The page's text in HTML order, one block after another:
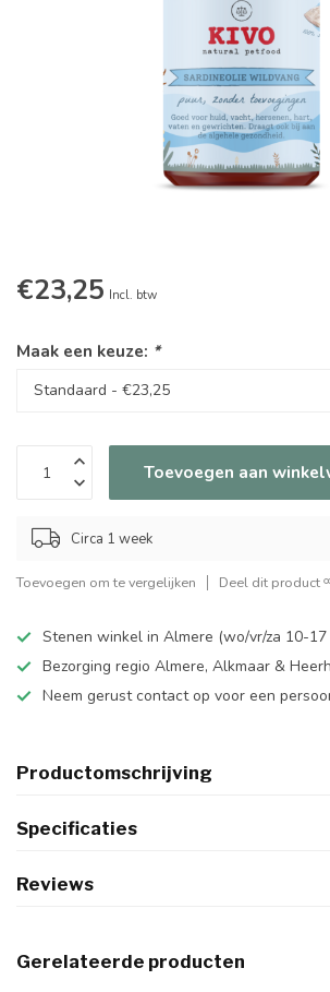
€23,25 Incl. btw
Maak een keuze: *
Toevoegen aan
Circa 1 week
Toevoegen om te vergelijken Deel dit product
Stenen winkel in Almere (wo/vr/za 10-17
Bezorging regio Almere, Alkmaar &
Neem gerust contact op voor een
Productomschrijving
Specificaties
Reviews
Gerelateerde producten